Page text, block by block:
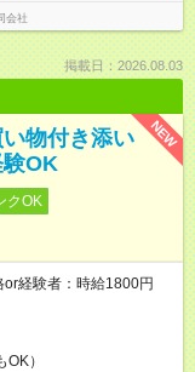
会社
掲載日：2026.08.03
NEW
物付き添い
験OK
クOK
経験者：時給1800円
）